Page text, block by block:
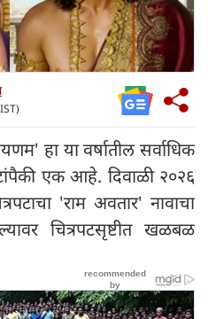
हा या वर्षातील सर्वाधिक
एक आहे. दिवाळी २०२६
'राम अवतार' नावाचा
चित्रपटसृष्टीत खळबळ